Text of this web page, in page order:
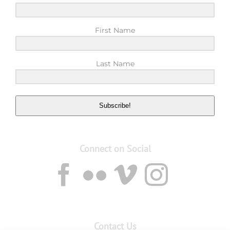
First Name
Last Name
Subscribe!
Connect on Social
Contact Us